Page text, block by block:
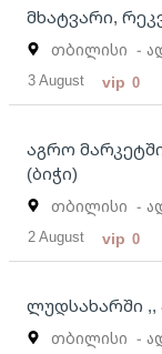
მხატვარი,
თბილისი -
3 August vip 0
აგრო
(ბიჭი)
თბილისი -
2 August vip 0
ლუდსახარში ,,
თბილისი -